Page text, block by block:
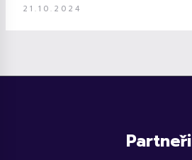
21.10.2024
Partneři